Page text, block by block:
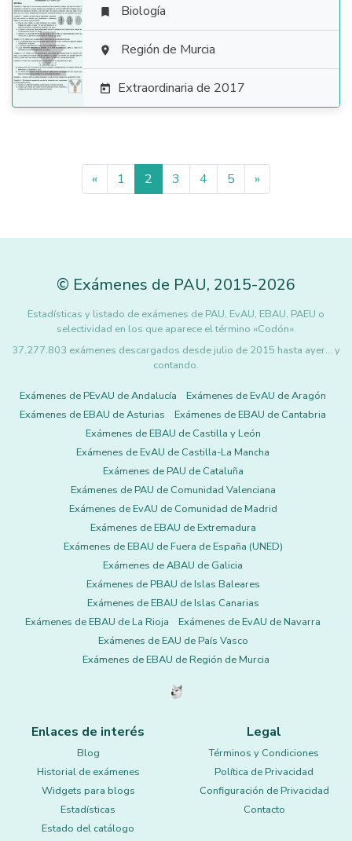

 Biología
 Región de Murcia
 Extraordinaria de 2017
« 1 2 3 4 5 »
© Exámenes de PAU, 2015-2026
Estadísticas y listado de exámenes de PAU, EvAU, EBAU, PAEU o
selectividad en los que aparece el término «Codón».
37.277.803 exámenes descargados desde julio de 2015 hasta ayer... y
contando.
Exámenes de PEvAU de Andalucía
Exámenes de EvAU de Aragón
Exámenes de EBAU de Asturias
Exámenes de EBAU de Cantabria
Exámenes de EBAU de Castilla y León
Exámenes de EvAU de Castilla-La Mancha
Exámenes de PAU de Cataluña
Exámenes de PAU de Comunidad Valenciana
Exámenes de EvAU de Comunidad de Madrid
Exámenes de EBAU de Extremadura
Exámenes de EBAU de Fuera de España (UNED)
Exámenes de ABAU de Galicia
Exámenes de PBAU de Islas Baleares
Exámenes de EBAU de Islas Canarias
Exámenes de EBAU de La Rioja
Exámenes de EvAU de Navarra
Exámenes de EAU de País Vasco
Exámenes de EBAU de Región de Murcia
Enlaces de interés
Blog
Historial de exámenes
Widgets para blogs
Estadísticas
Estado del catálogo
Legal
Términos y Condiciones
Política de Privacidad
Configuración de Privacidad
Contacto